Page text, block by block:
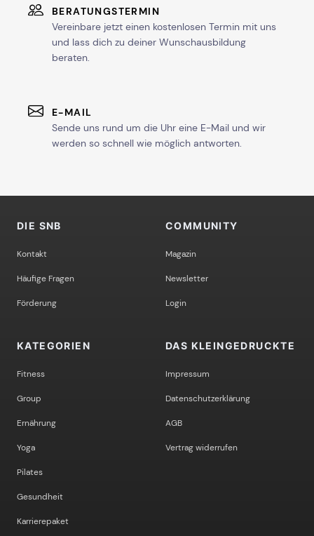
BERATUNGSTERMIN
Vereinbare jetzt einen kostenlosen Termin mit uns
und lass dich zu deiner Wunschausbildung
beraten.
E-MAIL
Sende uns rund um die Uhr eine E-Mail und wir
werden so schnell wie möglich antworten.
DIE SNB
Kontakt
Häufige Fragen
Förderung
COMMUNITY
Magazin
Newsletter
Login
KATEGORIEN
Fitness
Group
Ernährung
Yoga
Pilates
Gesundheit
Karrierepaket
DAS KLEINGEDRUCKTE
Impressum
Datenschutzerklärung
AGB
Vertrag widerrufen